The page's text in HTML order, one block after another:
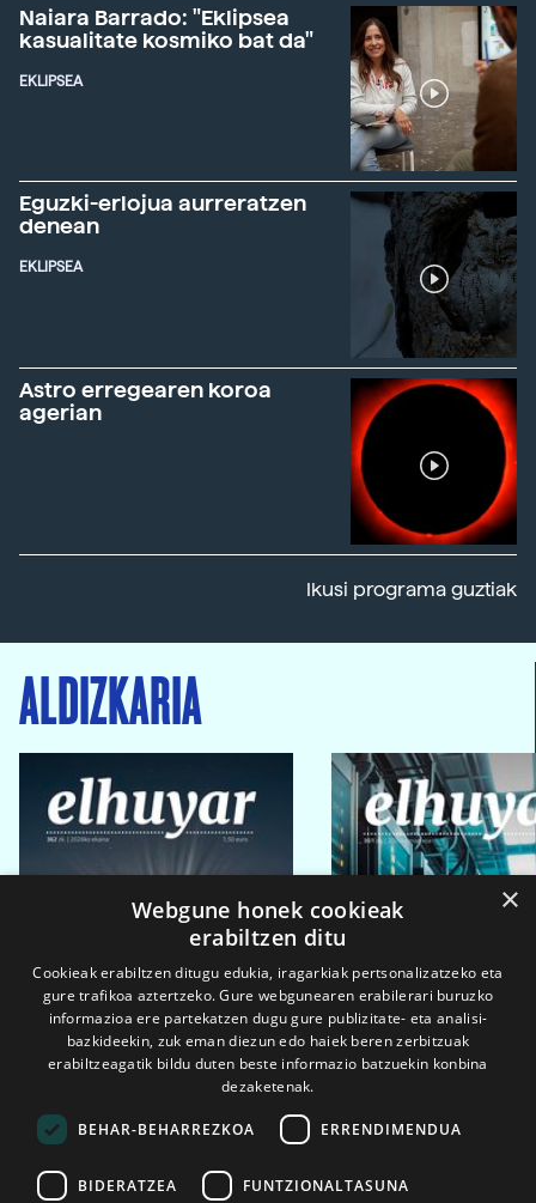
Naiara Barrado: "Eklipsea
kasualitate kosmiko bat da"
EKLIPSEA
Eguzki-erlojua aurreratzen
denean
EKLIPSEA
Astro erregearen koroa
agerian
Ikusi programa guztiak
ALDIZKARIA
2026ko eka. 1a 2026ko mar. 1a
×
Webgune honek cookieak
erabiltzen ditu
Cookieak erabiltzen ditugu edukia, iragarkiak pertsonalizatzeko eta
gure trafikoa aztertzeko. Gure webgunearen erabilerari buruzko
informazioa ere partekatzen dugu gure publizitate- eta analisi-
bazkideekin, zuk eman diezun edo haiek beren zerbitzuak
erabiltzeagatik bildu duten beste informazio batzuekin konbina
dezaketenak.
BEHAR-BEHARREZKOA ERRENDIMENDUA
BIDERATZEA FUNTZIONALTASUNA